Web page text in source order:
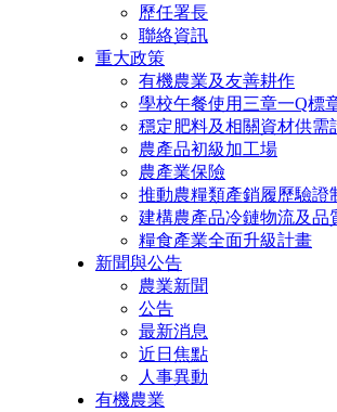
歷任署長
聯絡資訊
重大政策
有機農業及友善耕作
學校午餐使用三章一Q標
穩定肥料及相關資材供需
農產品初級加工場
農產業保險
推動農糧類產銷履歷驗證
建構農產品冷鏈物流及品
糧食產業全面升級計畫
新聞與公告
農業新聞
公告
最新消息
近日焦點
人事異動
有機農業